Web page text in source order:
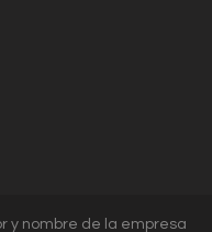
y nombre de la empresa